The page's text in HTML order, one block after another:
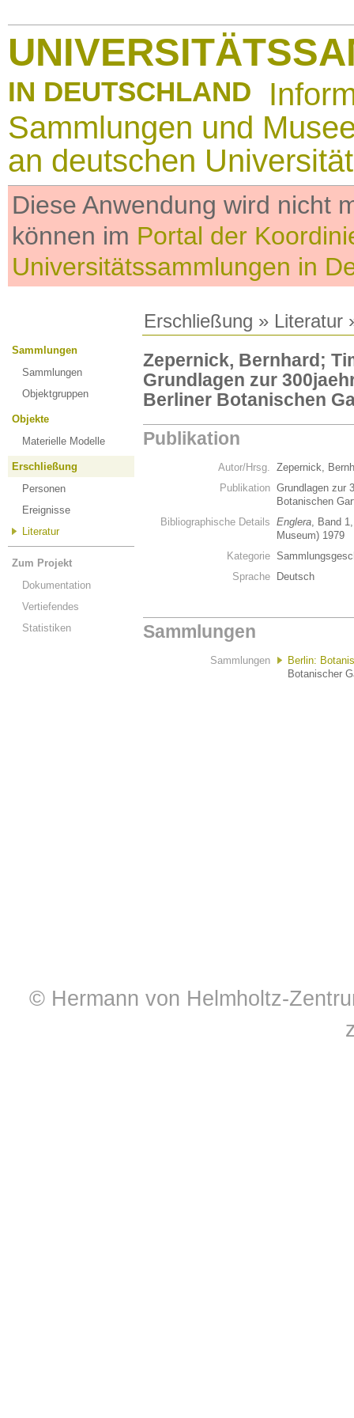
IN DEUTSCHLAND
Sammlungen und
an deutschen
Diese Anwendung wird nicht
können im Portal der
Universitätssammlungen in
Erschließung » Literatur
Sammlungen
Sammlungen
Objektgruppen
Objekte
Materielle Modelle
Erschließung
Personen
Ereignisse
Literatur
Zum Projekt
Dokumentation
Vertiefendes
Statistiken
Zepernick, Bernhard;
Grundlagen zur
Berliner Botanischen
Publikation
Autor/Hrsg. Zepernick,
Publikation Grundlagen zur
Botanischen
Bibliographische Details Englera, Band
Museum) 1979
Kategorie
Sprache
Deutsch
Sammlungen
Sammlungen
Berlin:
Botanischer
© Hermann von Helmholtz-